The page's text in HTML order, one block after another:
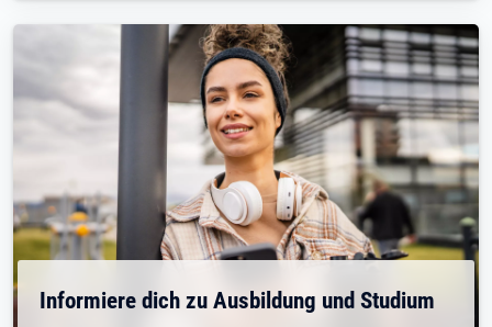
Informiere dich zu Ausbildung und Studium